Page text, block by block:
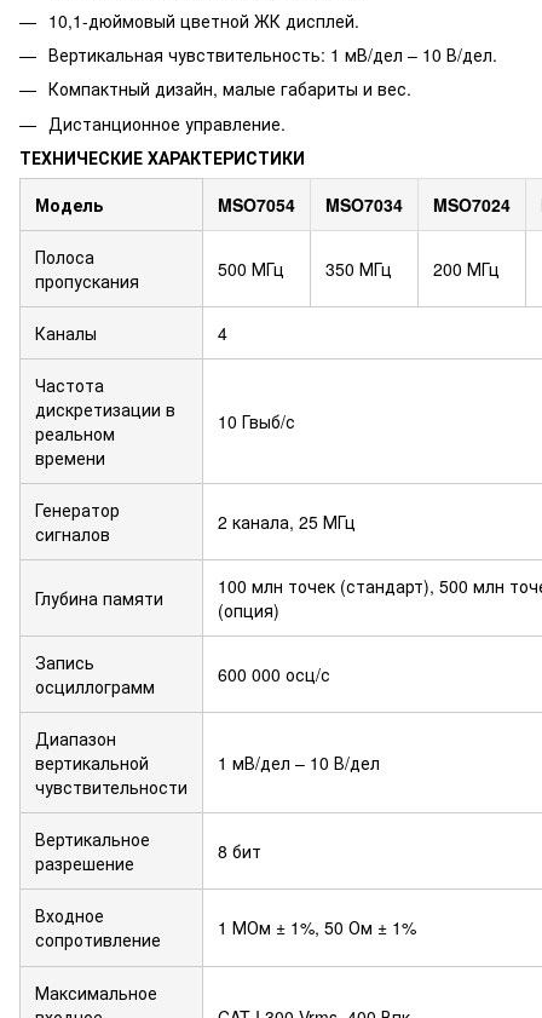
10,1-дюймовый цветной ЖК дисплей.
Вертикальная чувствительность: 1 мВ/дел – 10 В/дел.
Компактный дизайн, малые габариты и вес.
Дистанционное управление.
ТЕХНИЧЕСКИЕ ХАРАКТЕРИСТИКИ
Модель
MSO7054 MSO7034 MSO7024
Полоса
пропускания
500 МГц 350 МГц 200 МГц
Каналы 4
Частота
дискретизации в
реальном
времени
10 Гвыб/с
Генератор
сигналов
2 канала, 25 МГц
Глубина памяти
100 млн точек (стандарт), 500 млн
(опция)
Запись
осциллограмм
600 000 осц/с
Диапазон
вертикальной
чувствительности
1 мВ/дел – 10 В/дел
Вертикальное
разрешение
8 бит
Входное
сопротивление
1 МОм ± 1%, 50 Ом ± 1%
Максимальное